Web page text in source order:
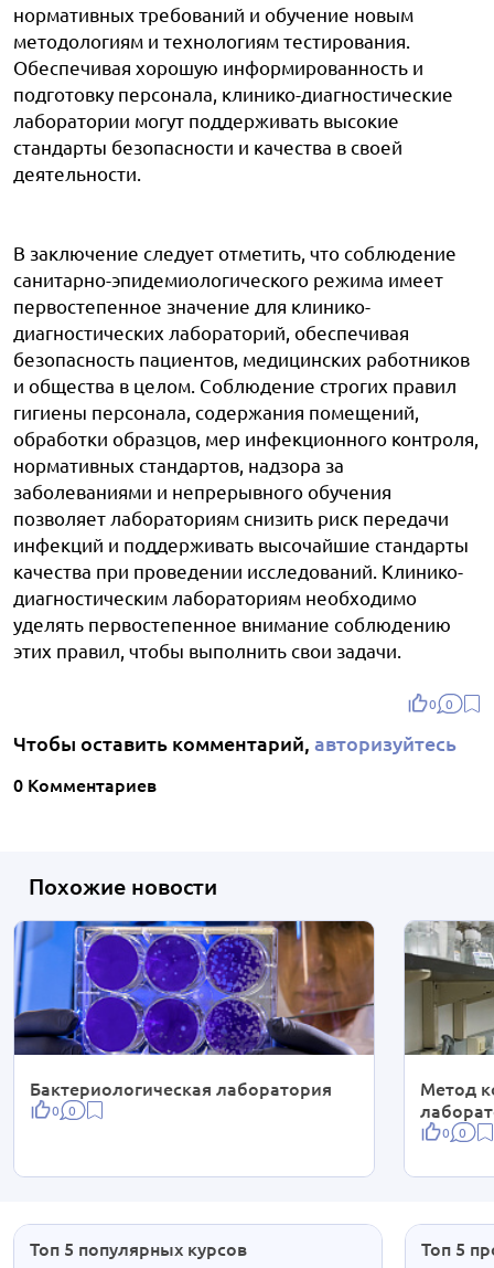
нормативных требований и обучение новым
методологиям и технологиям тестирования.
Обеспечивая хорошую информированность и
подготовку персонала, клинико-диагностические
лаборатории могут поддерживать высокие
стандарты безопасности и качества в своей
деятельности.
В заключение следует отметить, что соблюдение
санитарно-эпидемиологического режима имеет
первостепенное значение для клинико-
диагностических лабораторий, обеспечивая
безопасность пациентов, медицинских работников
и общества в целом. Соблюдение строгих правил
гигиены персонала, содержания помещений,
обработки образцов, мер инфекционного контроля,
нормативных стандартов, надзора за
заболеваниями и непрерывного обучения
позволяет лабораториям снизить риск передачи
инфекций и поддерживать высочайшие стандарты
качества при проведении исследований. Клинико-
диагностическим лабораториям необходимо
уделять первостепенное внимание соблюдению
этих правил, чтобы выполнить свои задачи.
0 0
Чтобы оставить комментарий, авторизуйтесь
0 Комментариев
Похожие новости
Бактериологическая лаборатория
0 0
Метод
0 0
Топ 5 популярных курсов Топ 5